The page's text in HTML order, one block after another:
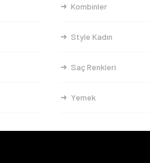
Kombinler
Style Kadın
Saç Renkleri
Yemek